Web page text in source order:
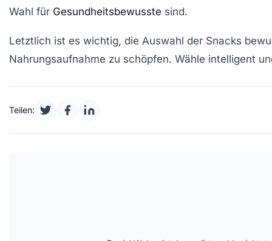
Wahl für Gesundheitsbewusste sind.
Letztlich ist es wichtig, die Auswahl der Snacks
Nahrungsaufnahme zu schöpfen. Wähle intelligent
Teilen: